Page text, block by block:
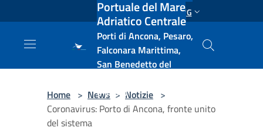
Salta al contenuto principale ENG
Portuale del Mare
Adriatico Centrale
Porti di Ancona, Pesaro,
Falconara Marittima,
San Benedetto del
e Vasto
Home > News > Notizie >
Coronavirus: Porto di Ancona, fronte unito
del sistema